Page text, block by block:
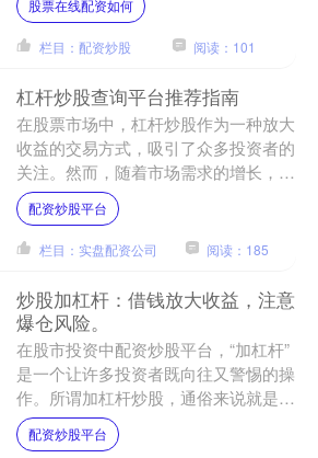
收益，也可能放大亏损。....
股票在线配资如何
栏目：配资炒股 阅读：101
杠杆炒股查询平台推荐指南
在股票市场中，杠杆炒股作为一种放大
收益的交易方式，吸引了众多投资者的
关注。然而，随着市场需求的增长，各
类杠杆炒股平台层出不穷，如何从众多
平台中筛选出安全、透明、....
配资炒股平台
栏目：实盘配资公司 阅读：185
炒股加杠杆：借钱放大收益，注意
爆仓风险。
在股市投资中配资炒股平台，“加杠杆”
是一个让许多投资者既向往又警惕的操
作。所谓加杠杆炒股，通俗来说就是借
钱炒股，通过借入资金放大投资本金，
从而在行情向好时获得远....
配资炒股平台